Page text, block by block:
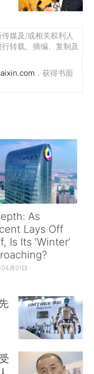
媒及/或相关权利人
转载、摘编、复制及
，获得书面
As
Lays Off
Is Its ‘Winter’
月01日